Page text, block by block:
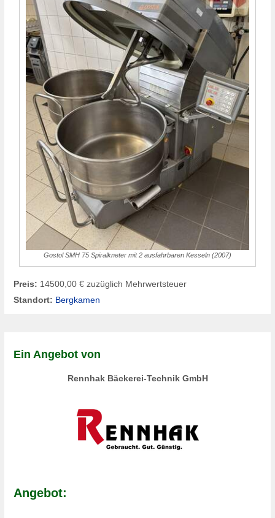
Gostol SMH 75 Spiralkneter mit 2 ausfahrbaren Kesseln (2007)
Preis: 14500,00 € zuzüglich Mehrwertsteuer
Standort: Bergkamen
Ein Angebot von
Rennhak Bäckerei-Technik GmbH
Angebot: